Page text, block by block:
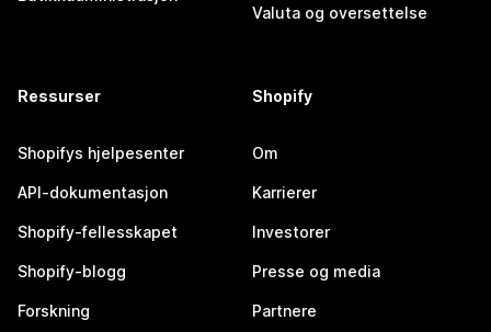
Valuta og oversettelse
Ressurser
Shopifys hjelpesenter
API-dokumentasjon
Shopify-fellesskapet
Shopify-blogg
Forskning
Shopify
Om
Karrierer
Investorer
Presse og media
Partnere